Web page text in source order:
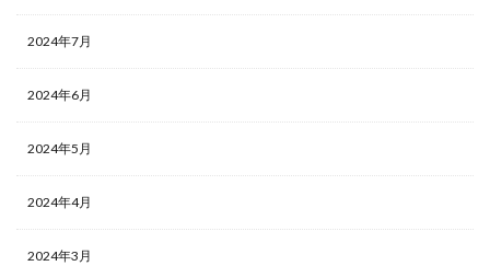
2024年7月
2024年6月
2024年5月
2024年4月
2024年3月